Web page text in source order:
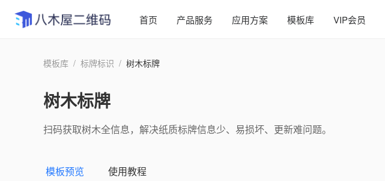
首页 产品服务 应用方案 模板库 VIP会员
模板库 / 标牌标识 / 树木标牌
树木标牌
扫码获取树木全信息，解决纸质标牌信息少、易损坏、更新难问题。
模板预览 使用教程